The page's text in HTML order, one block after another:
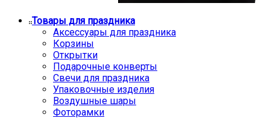
Товары для праздника
Аксессуары для праздника
Корзины
Открытки
Подарочные конверты
Свечи для праздника
Упаковочные изделия
Воздушные шары
Фоторамки